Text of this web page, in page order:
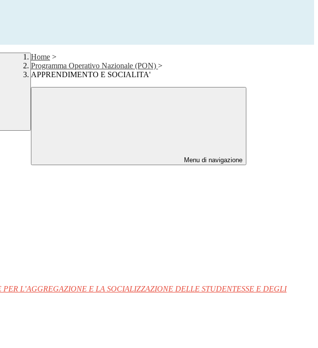
Home >
Programma Operativo Nazionale (PON) >
APPRENDIMENTO E SOCIALITA'
Menu di navigazione
L’AGGREGAZIONE E LA SOCIALIZZAZIONE DELLE STUDENTESSE E DEGLI